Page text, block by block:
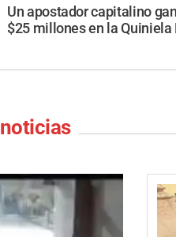
Un apostador capitalino
$25 millones en la Quiniela
noticias